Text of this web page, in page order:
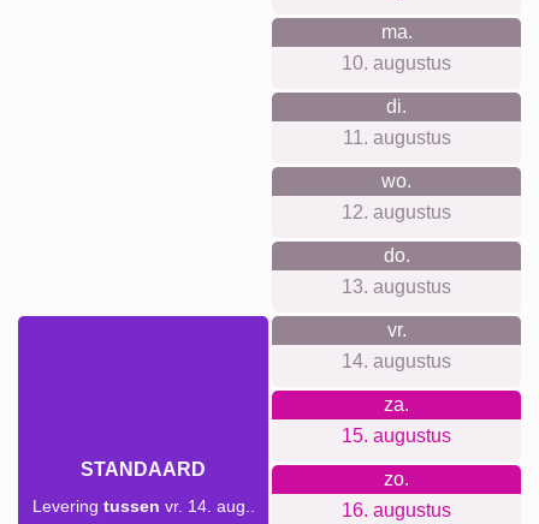
Waar we voor staan
Bij ons hoef je geen account aan te maken en we sturen
geen vervelende nieuwsbrieven. Transparantie staat
voorop: geen verborgen kosten, alle prijzen zijn duidelijk
inclusief wandbevestiging. Milieuvriendelijkheid is
belangrijk voor ons; onze productie is volledig
Voor elke gelegenheid iets
geschikts...
Een gepersonaliseerde fotocollage is een perfect cadeau
voor vele gelegenheden, zoals verjaardagen, jubilea of een
housewarming. Het biedt een mooie manier om de liefde
voor iemand te tonen of om een waardige herinnering tot